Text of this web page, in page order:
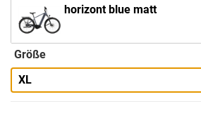
horizont blue matt
Größe
XL